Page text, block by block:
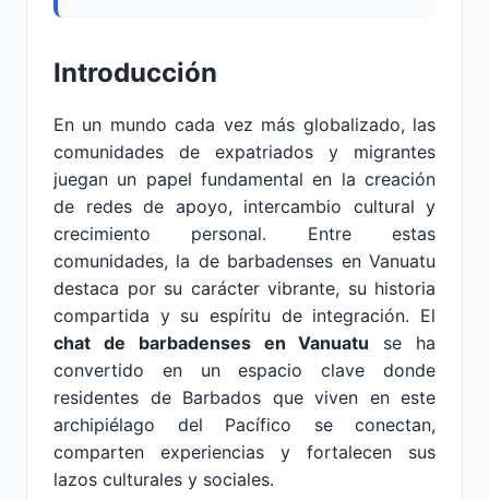
Introducción
En un mundo cada vez más globalizado, las
comunidades de expatriados y migrantes
juegan un papel fundamental en la creación
de redes de apoyo, intercambio cultural y
crecimiento personal. Entre estas
comunidades, la de barbadenses en Vanuatu
destaca por su carácter vibrante, su historia
compartida y su espíritu de integración. El
chat de barbadenses en Vanuatu se ha
convertido en un espacio clave donde
residentes de Barbados que viven en este
archipiélago del Pacífico se conectan,
comparten experiencias y fortalecen sus
lazos culturales y sociales.